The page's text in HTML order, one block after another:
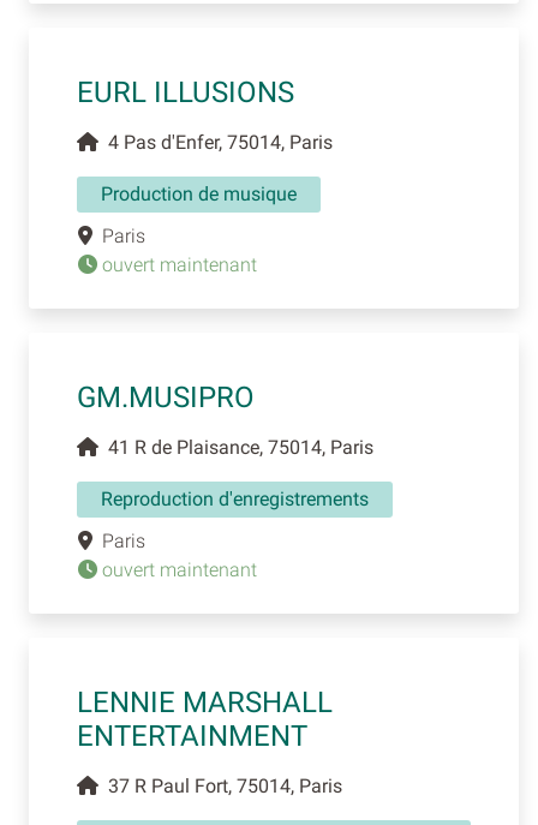
EURL ILLUSIONS
4 Pas d'Enfer, 75014, Paris
Production de musique
Paris
ouvert maintenant
GM.MUSIPRO
41 R de Plaisance, 75014, Paris
Reproduction d'enregistrements
Paris
ouvert maintenant
LENNIE MARSHALL
ENTERTAINMENT
37 R Paul Fort, 75014, Paris